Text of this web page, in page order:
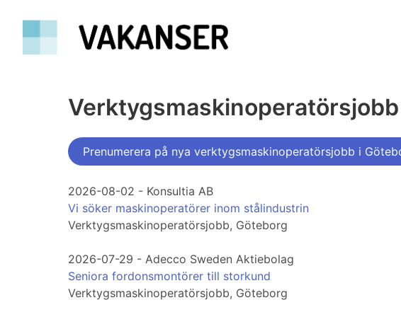
Prenumerera på nya verktygsmaskinoperatörsjobb i
2026-08-02 - Konsultia AB
Vi söker maskinoperatörer inom stålindustrin
Verktygsmaskinoperatörsjobb, Göteborg
2026-07-29 - Adecco Sweden Aktiebolag
Seniora fordonsmontörer till storkund
Verktygsmaskinoperatörsjobb, Göteborg